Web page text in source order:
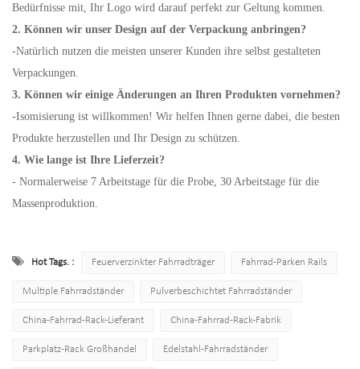
Bedürfnisse mit, Ihr Logo wird darauf perfekt zur Geltung kommen.
2. Können wir unser Design auf der Verpackung anbringen?
-Natürlich nutzen die meisten unserer Kunden ihre selbst gestalteten
Verpackungen.
3. Können wir einige Änderungen an Ihren Produkten vornehmen?
-Isomisierung ist willkommen! Wir helfen Ihnen gerne dabei, die besten
Produkte herzustellen und Ihr Design zu schützen.
4. Wie lange ist Ihre Lieferzeit?
- Normalerweise 7 Arbeitstage für die Probe, 30 Arbeitstage für die
Massenproduktion.
Hot Tags. : Feuerverzinkter Fahrradträger Fahrrad-Parken Rails
Multiple Fahrradständer Pulverbeschichtet Fahrradständer
China-Fahrrad-Rack-Lieferant China-Fahrrad-Rack-Fabrik
Parkplatz-Rack Großhandel Edelstahl-Fahrradständer